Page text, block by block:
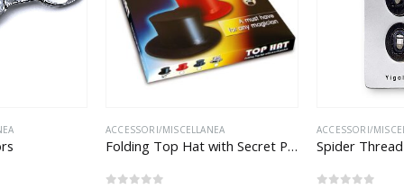
ACCESSORI/MISCELLANEA
Folding Top Hat with Secret Pocket – Black
ACCESSORI/